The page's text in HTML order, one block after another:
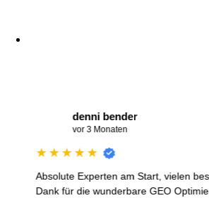
denni bender
vor 3 Monaten
★ ★ ★
Absolute Experten am Start, vielen besten
Dank für die wunderbare GEO Optimierung.